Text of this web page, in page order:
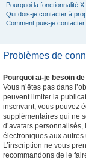
Pourquoi la fonctionnalité
Qui dois-je contacter à
Comment puis-je
Problèmes de
Pourquoi ai-je besoin
Vous n’êtes pas dans
peuvent limiter la
inscrivant, vous pouvez
supplémentaires qui ne
d’avatars
électroniques aux autres
L’inscription ne vous
recommandons de le